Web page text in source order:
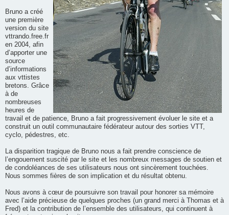
Bruno a créé
une première
version du site
vttrando.free.fr
en 2004, afin
d’apporter une
source
d’informations
aux vttistes
bretons. Grâce
à de
nombreuses
heures de
travail et de patience, Bruno a fait progressivement évoluer le site et a
construit un outil communautaire fédérateur autour des sorties VTT,
cyclo, pédestres, etc.
La disparition tragique de Bruno nous a fait prendre conscience de
l’engouement suscité par le site et les nombreux messages de soutien et
de condoléances de ses utilisateurs nous ont sincèrement touchées.
Nous sommes fières de son implication et du résultat obtenu.
Nous avons à cœur de poursuivre son travail pour honorer sa mémoire
avec l’aide précieuse de quelques proches (un grand merci à Thomas et à
Fred) et la contribution de l’ensemble des utilisateurs, qui continuent à